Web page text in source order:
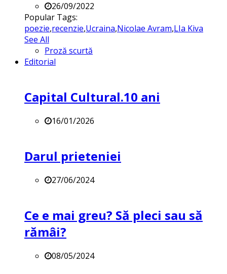
26/09/2022
Popular Tags:
poezie,recenzie,Ucraina,Nicolae Avram,LIa Kiva
See All
Proză scurtă
Editorial
Capital Cultural.10 ani
16/01/2026
Darul prieteniei
27/06/2024
Ce e mai greu? Să pleci sau să
rămâi?
08/05/2024